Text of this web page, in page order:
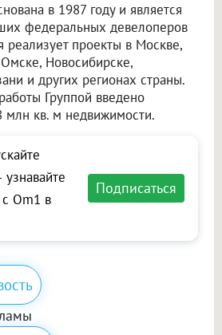
в 1987 году и является
федеральных девелоперов
реализует проекты в Москве,
Новосибирске,
и других регионах страны.
Группой введено
млн кв. м недвижимости.
Om1 в
Подписаться